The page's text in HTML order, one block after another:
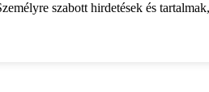
szabott hirdetések és